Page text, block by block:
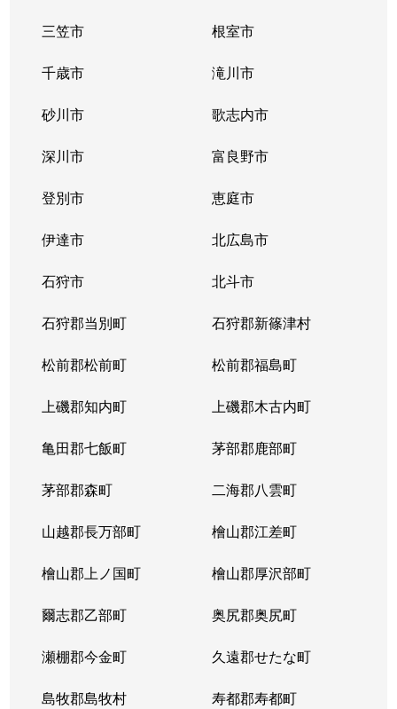
三笠市 根室市
千歳市 滝川市
砂川市 歌志内市
深川市 富良野市
登別市 恵庭市
伊達市 北広島市
石狩市 北斗市
石狩郡当別町 石狩郡新篠津村
松前郡松前町 松前郡福島町
上磯郡知内町 上磯郡木古内町
亀田郡七飯町 茅部郡鹿部町
茅部郡森町 二海郡八雲町
山越郡長万部町 檜山郡江差町
檜山郡上ノ国町 檜山郡厚沢部町
爾志郡乙部町 奥尻郡奥尻町
瀬棚郡今金町 久遠郡せたな町
島牧郡島牧村 寿都郡寿都町